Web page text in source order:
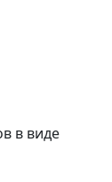
в виде